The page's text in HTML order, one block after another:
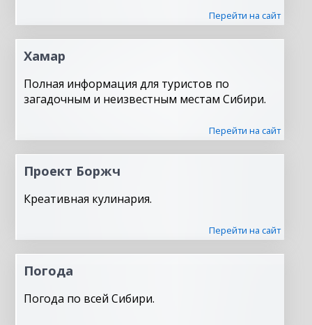
Перейти на сайт
Хамар
Полная информация для туристов по
загадочным и неизвестным местам Сибири.
Перейти на сайт
Проект Боржч
Креативная кулинария.
Перейти на сайт
Погода
Погода по всей Сибири.